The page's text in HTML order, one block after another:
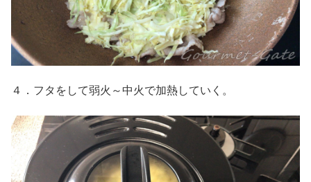
４．フタをして弱火～中火で加熱していく。